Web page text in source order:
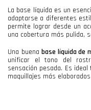
La base líquida es un
adaptarse a diferentes
permite lograr desde un
una cobertura más pulida,
Una buenabase líquida de
unificar el tono del
sensación pesada. Es
maquillajes más